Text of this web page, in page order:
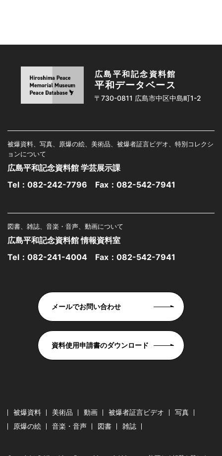
広島平和記念資料館
平和データベース
〒730-0811 広島市中区中島町1-2
被爆資料、写真、原爆の絵、美術品、被爆者証言ビデオ、特別コレクシ
ョンについて
広島平和記念資料館 学芸展示課
Tel： 082-242-7796 Fax：082-542-7941
図書、雑誌、音楽・音声、動画について
広島平和記念資料館 情報資料室
Tel： 082-241-4004 Fax：082-542-7941
メールでお問い合わせ
資料使用申請書のダウンロード
被爆資料 美術品 動画 被爆者証言ビデオ
写真
原爆の絵
音楽・音声 図書 雑誌